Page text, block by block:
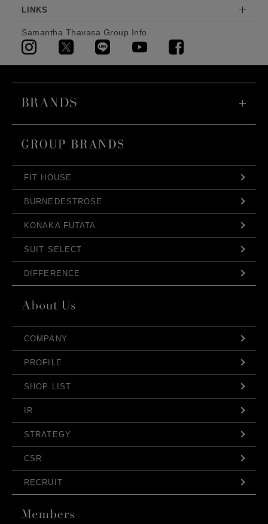
LINKS
Samantha Thavasa Group Info.
FIT HOUSE
BURNEDESTROSE
KONAKA FUTATA
SUIT SELECT
DIFFERENCE
COMPANY
PROFILE
SHOP LIST
IR
STRATEGY
CSR
RECRUIT